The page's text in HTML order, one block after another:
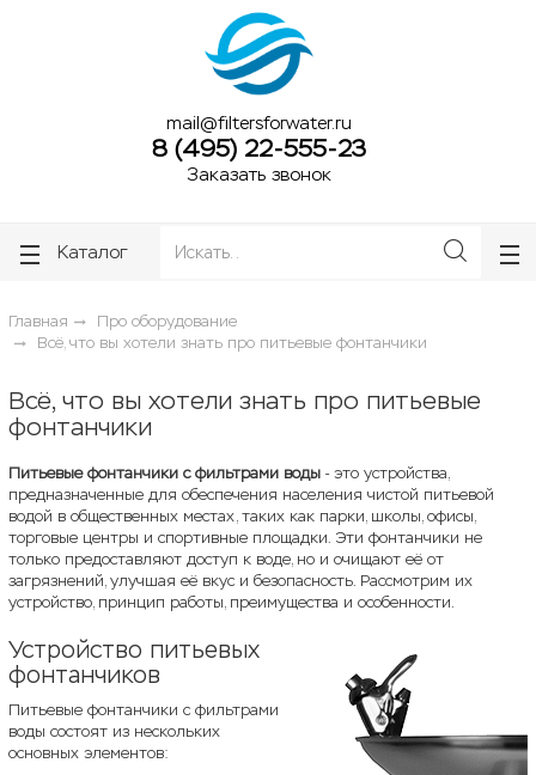
mail@filtersforwater.ru
8 (495) 22-555-23
Заказать звонок
Каталог
Главная
Про оборудование
Всё, что вы хотели знать про питьевые фонтанчики
Всё, что вы хотели знать про питьевые
фонтанчики
Питьевые фонтанчики с фильтрами воды - это устройства,
предназначенные для обеспечения населения чистой питьевой
водой в общественных местах, таких как парки, школы, офисы,
торговые центры и спортивные площадки. Эти фонтанчики не
только предоставляют доступ к воде, но и очищают её от
загрязнений, улучшая её вкус и безопасность. Рассмотрим их
устройство, принцип работы, преимущества и особенности.
Устройство питьевых
фонтанчиков
Питьевые фонтанчики с фильтрами
воды состоят из нескольких
основных элементов: